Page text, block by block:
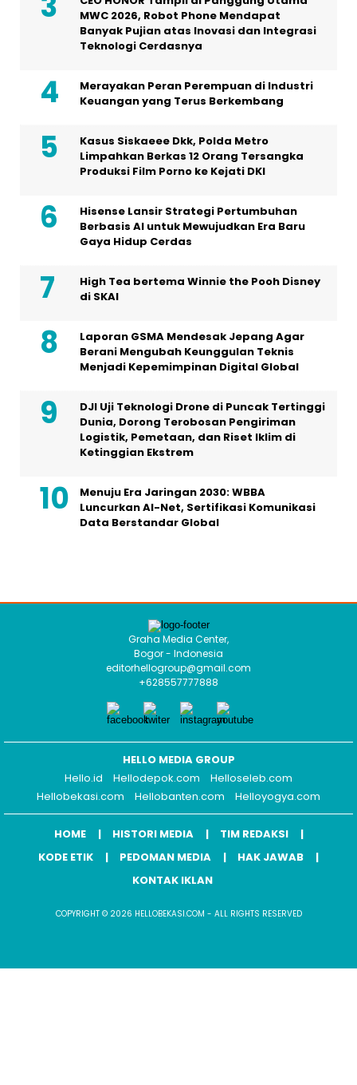
MWC 2026, Robot Phone Mendapat
Banyak Pujian atas Inovasi dan Integrasi
Teknologi Cerdasnya
Merayakan Peran Perempuan di Industri
Keuangan yang Terus Berkembang
Kasus Siskaeee Dkk, Polda Metro
Limpahkan Berkas 12 Orang Tersangka
Produksi Film Porno ke Kejati DKI
Hisense Lansir Strategi Pertumbuhan
Berbasis AI untuk Mewujudkan Era Baru
Gaya Hidup Cerdas
High Tea bertema Winnie the Pooh Disney
di SKAI
Laporan GSMA Mendesak Jepang Agar
Berani Mengubah Keunggulan Teknis
Menjadi Kepemimpinan Digital Global
DJI Uji Teknologi Drone di Puncak Tertinggi
Dunia, Dorong Terobosan Pengiriman
Logistik, Pemetaan, dan Riset Iklim di
Ketinggian Ekstrem
Menuju Era Jaringan 2030: WBBA
Luncurkan AI-Net, Sertifikasi Komunikasi
Data Berstandar Global
Graha Media Center,
Bogor - Indonesia
editorhellogroup@gmail.com
+628557777888
HELLO MEDIA GROUP
Hello.id
Hellodepok.com
Helloseleb.com
Hellobekasi.com
Hellobanten.com Helloyogya.com
HOME HISTORI MEDIA
TIM REDAKSI
KODE ETIK
PEDOMAN MEDIA
HAK JAWAB
KONTAK IKLAN
COPYRIGHT © 2026 HELLOBEKASI.COM - ALL RIGHTS RESERVED